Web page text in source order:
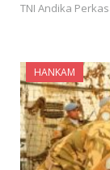
TNI Andika
HANKAM